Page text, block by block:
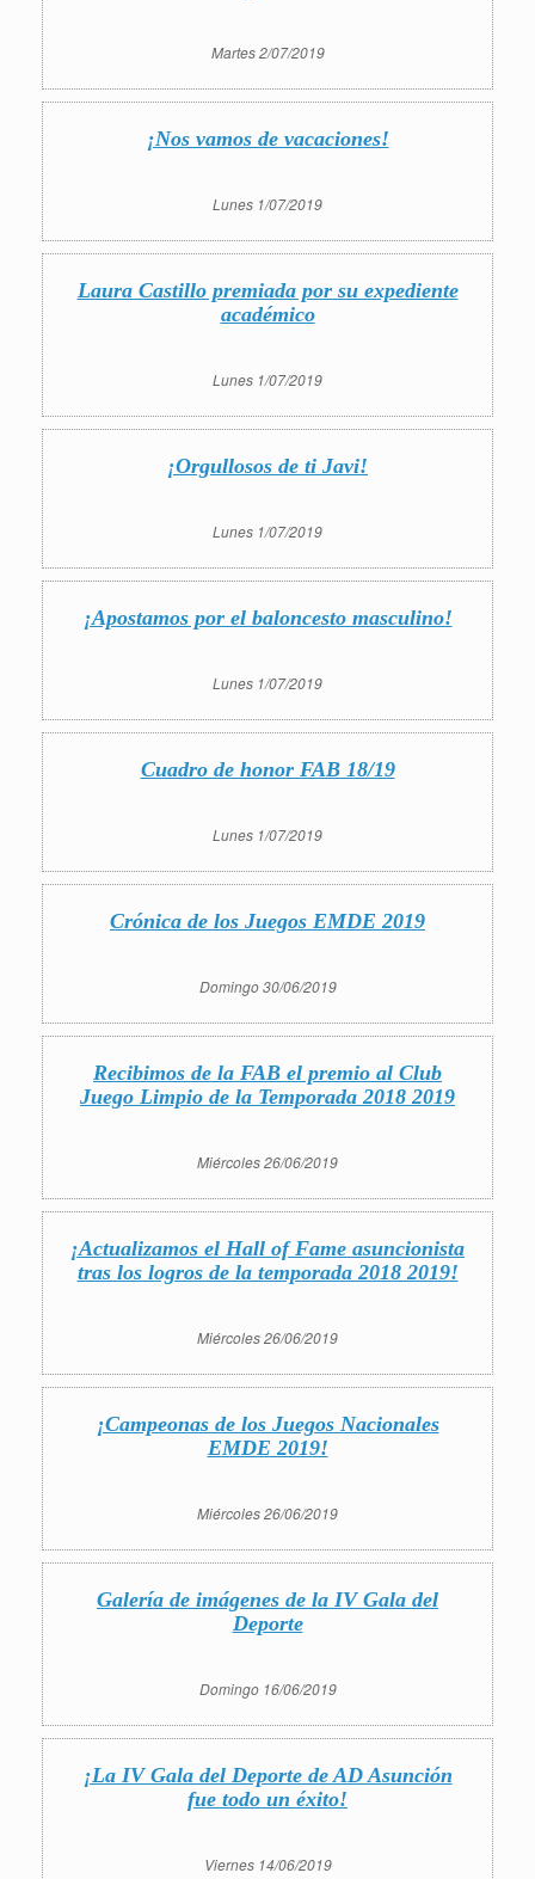
Martes 2/07/2019
¡Nos vamos de vacaciones!
Lunes 1/07/2019
Laura Castillo premiada por su expediente
académico
Lunes 1/07/2019
¡Orgullosos de ti Javi!
Lunes 1/07/2019
¡Apostamos por el baloncesto masculino!
Lunes 1/07/2019
Cuadro de honor FAB 18/19
Lunes 1/07/2019
Crónica de los Juegos EMDE 2019
Domingo 30/06/2019
Recibimos de la FAB el premio al Club
Juego Limpio de la Temporada 2018 2019
Miércoles 26/06/2019
¡Actualizamos el Hall of Fame asuncionista
tras los logros de la temporada 2018 2019!
Miércoles 26/06/2019
¡Campeonas de los Juegos Nacionales
EMDE 2019!
Miércoles 26/06/2019
Galería de imágenes de la IV Gala del
Deporte
Domingo 16/06/2019
¡La IV Gala del Deporte de AD Asunción
fue todo un éxito!
Viernes 14/06/2019